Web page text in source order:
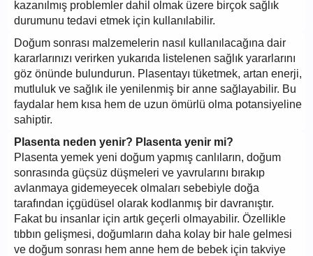
kazanılmış problemler dahil olmak üzere birçok sağlık
durumunu tedavi etmek için kullanılabilir.
Doğum sonrası malzemelerin nasıl kullanılacağına dair
kararlarınızı verirken yukarıda listelenen sağlık yararlarını
göz önünde bulundurun. Plasentayı tüketmek, artan enerji,
mutluluk ve sağlık ile yenilenmiş bir anne sağlayabilir. Bu
faydalar hem kısa hem de uzun ömürlü olma potansiyeline
sahiptir.
Plasenta neden yenir? Plasenta yenir mi?
Plasenta yemek yeni doğum yapmış canlıların, doğum
sonrasında güçsüz düşmeleri ve yavrularını bırakıp
avlanmaya gidemeyecek olmaları sebebiyle doğa
tarafından içgüdüsel olarak kodlanmış bir davranıştır.
Fakat bu insanlar için artık geçerli olmayabilir. Özellikle
tıbbın gelişmesi, doğumların daha kolay bir hale gelmesi
ve doğum sonrası hem anne hem de bebek için takviye